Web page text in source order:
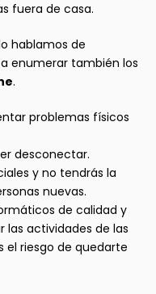
fuera de casa.
hablamos de
enumerar también los
.
problemas físicos
desconectar.
y no tendrás la
nuevas.
de calidad y
actividades de las
el riesgo de quedarte